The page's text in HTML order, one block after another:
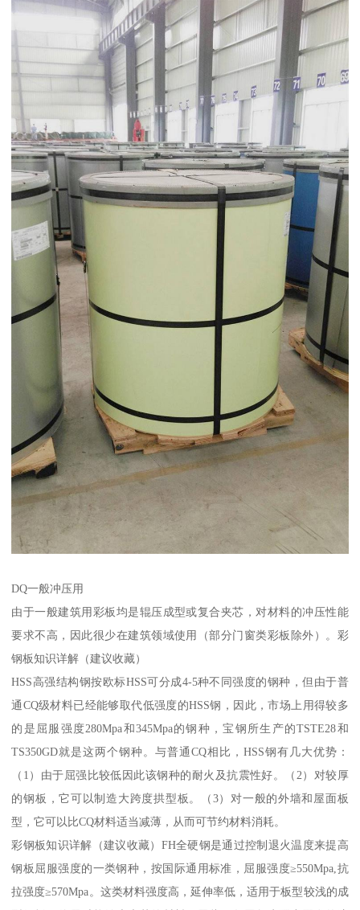
DQ一般冲压用
由于一般建筑用彩板均是辊压成型或复合夹芯，对材料的冲压性能
要求不高，因此很少在建筑领域使用（部分门窗类彩板除外）。彩
钢板知识详解（建议收藏）
HSS高强结构钢按欧标HSS可分成4-5种不同强度的钢种，但由于普
通CQ级材料已经能够取代低强度的HSS钢，因此，市场上用得较多
的是屈服强度280Mpa和345Mpa的钢种，宝钢所生产的TSTE28和
TS350GD就是这两个钢种。与普通CQ相比，HSS钢有几大优势：
（1）由于屈强比较低因此该钢种的耐火及抗震性好。（2）对较厚
的钢板，它可以制造大跨度拱型板。（3）对一般的外墙和屋面板
型，它可以比CQ材料适当减薄，从而可节约材料消耗。
彩钢板知识详解（建议收藏）FH全硬钢是通过控制退火温度来提高
钢板屈服强度的一类钢种，按国际通用标准，屈服强度≥550Mpa,抗
拉强度≥570Mpa。这类材料强度高，延伸率低，适用于板型较浅的成